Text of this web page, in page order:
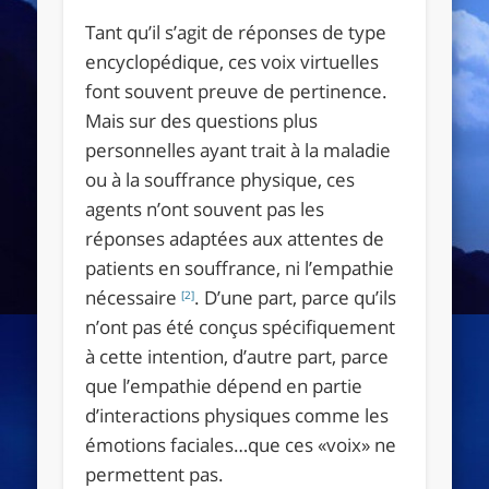
Tant qu’il s’agit de réponses de type
encyclopédique, ces voix virtuelles
font souvent preuve de pertinence.
Mais sur des questions plus
personnelles ayant trait à la maladie
ou à la souffrance physique, ces
agents n’ont souvent pas les
réponses adaptées aux attentes de
patients en souffrance, ni l’empathie
nécessaire[2]. D’une part, parce qu’ils
n’ont pas été conçus spécifiquement
à cette intention, d’autre part, parce
que l’empathie dépend en partie
d’interactions physiques comme les
émotions faciales…que ces «voix» ne
permettent pas.